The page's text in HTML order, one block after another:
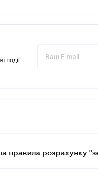
події
правила розрахунку